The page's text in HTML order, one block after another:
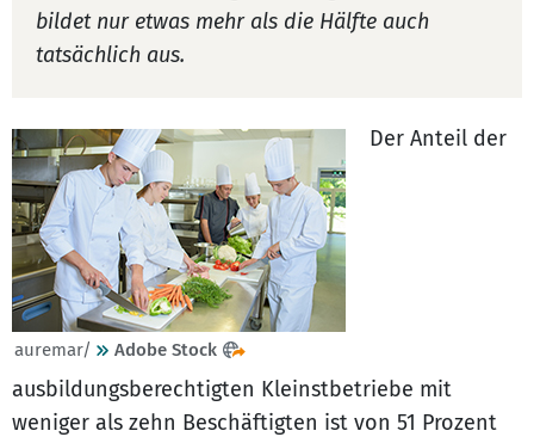
bildet nur etwas mehr als die Hälfte auch
tatsächlich aus.
auremar/ Adobe Stock
Der Anteil der
ausbildungsberechtigten Kleinstbetriebe mit
weniger als zehn Beschäftigten ist von 51 Prozent